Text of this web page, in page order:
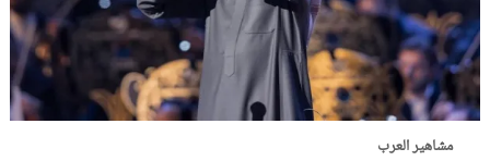
مشاهير العرب